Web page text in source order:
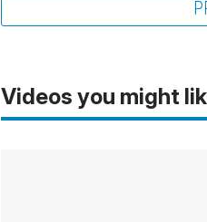
Videos you might